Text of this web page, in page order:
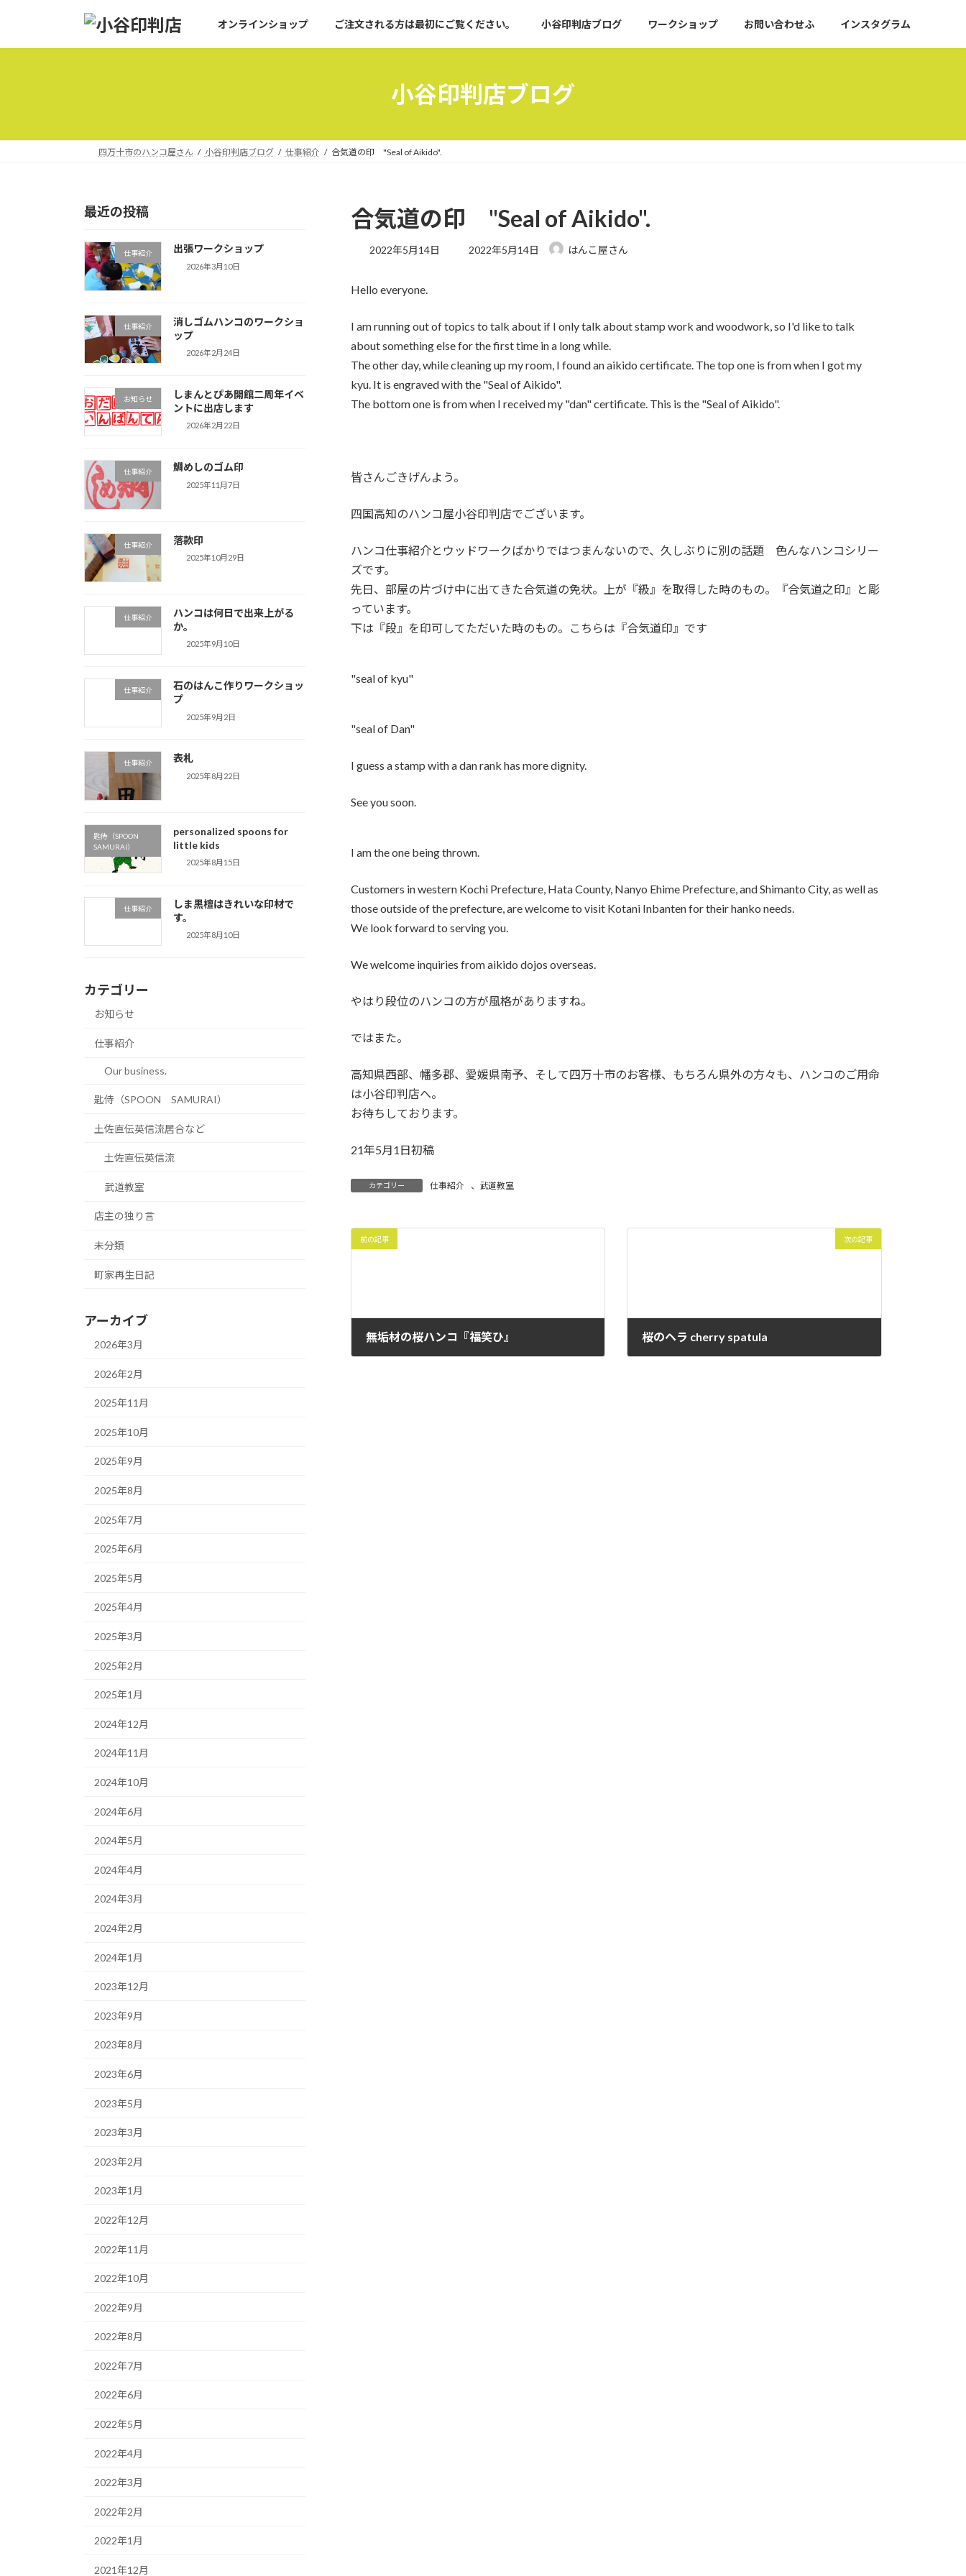
オンラインショップ ご注文される方は最初にご覧ください。 小谷印判店ブログ ワークショップ お問い合わせふ インスタグラム
小谷印判店ブログ
四万十市のハンコ屋さん 小谷印判店ブログ 仕事紹介 合気道の印 "Seal of Aikido".
合気道の印 "Seal of Aikido".
2022年5月14日
最
:
2022年5月14日 はんこ屋さん
Hello everyone.
I am running out of topics to talk about if I only talk about stamp work and woodwork, so I'd like to talk
about something else for the first time in a long while.
The other day, while cleaning up my room, I found an aikido certificate. The top one is from when I got my
kyu. It is engraved with the "Seal of Aikido".
The bottom one is from when I received my "dan" certificate. This is the "Seal of Aikido".
皆さんごきげんよう。
四国高知のハンコ屋小谷印判店でございます。
ハンコ仕事紹介とウッドワークばかりではつまんないので、久しぶりに別の話題 色んなハンコシリー
ズです。
先日、部屋の片づけ中に出てきた合気道の免状。上が『級』を取得した時のもの。『合気道之印』と彫
っています。
下は『段』を印可してただいた時のもの。こちらは『合気道印』です
"seal of kyu"
"seal of Dan"
I guess a stamp with a dan rank has more dignity.
See you soon.
I am the one being thrown.
Customers in western Kochi Prefecture, Hata County, Nanyo Ehime Prefecture, and Shimanto City, as well as
those outside of the prefecture, are welcome to visit Kotani Inbanten for their hanko needs.
We look forward to serving you.
We welcome inquiries from aikido dojos overseas.
やはり段位のハンコの方が風格がありますね。
ではまた。
高知県西部、幡多郡、愛媛県南予、そして四万十市のお客様、もちろん県外の方々も、ハンコのご用命
は小谷印判店へ。
お待ちしております。
21年5月1日初稿
カテゴリー 仕事紹介 、 武道教室
前の記事
無垢材の桜ハンコ『福笑ひ』
次の記事
桜のヘラ cherry spatula
最近の投稿
仕事紹介 出張ワークショップ
2026年3月10日
仕事紹介
消しゴムハンコのワークショ
ップ
2026年2月24日
お知らせ
しまんとぴあ開館二周年イベ
ントに出店します
2026年2月22日
仕事紹介 鯛めしのゴム印
2025年11月7日
仕事紹介 落款印
2025年10月29日
仕事紹介
ハンコは何日で出来上がる
か。
2025年9月10日
仕事紹介
石のはんこ作りワークショッ
プ
2025年9月2日
仕事紹介 表札
2025年8月22日
匙侍（SPOON
SAMURAI）
personalized spoons for
little kids
2025年8月15日
仕事紹介
しま黒檀はきれいな印材で
す。
2025年8月10日
カテゴリー
お知らせ
仕事紹介
Our business.
匙侍（SPOON SAMURAI）
土佐直伝英信流居合など
土佐直伝英信流
武道教室
店主の独り言
未分類
町家再生日記
アーカイブ
2026年3月
2026年2月
2025年11月
2025年10月
2025年9月
2025年8月
2025年7月
2025年6月
2025年5月
2025年4月
2025年3月
2025年2月
2025年1月
2024年12月
2024年11月
2024年10月
2024年6月
2024年5月
2024年4月
2024年3月
2024年2月
2024年1月
2023年12月
2023年9月
2023年8月
2023年6月
2023年5月
2023年3月
2023年2月
2023年1月
2022年12月
2022年11月
2022年10月
2022年9月
2022年8月
2022年7月
2022年6月
2022年5月
2022年4月
2022年3月
2022年2月
2022年1月
2021年12月